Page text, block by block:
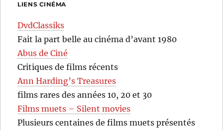
LIENS CINÉMA
DvdClassiks
Fait la part belle au cinéma d’avant 1980
Abus de Ciné
Critiques de films récents
Ann Harding’s Treasures
films rares des années 10, 20 et 30
Films muets – Silent movies
Plusieurs centaines de films muets présentés